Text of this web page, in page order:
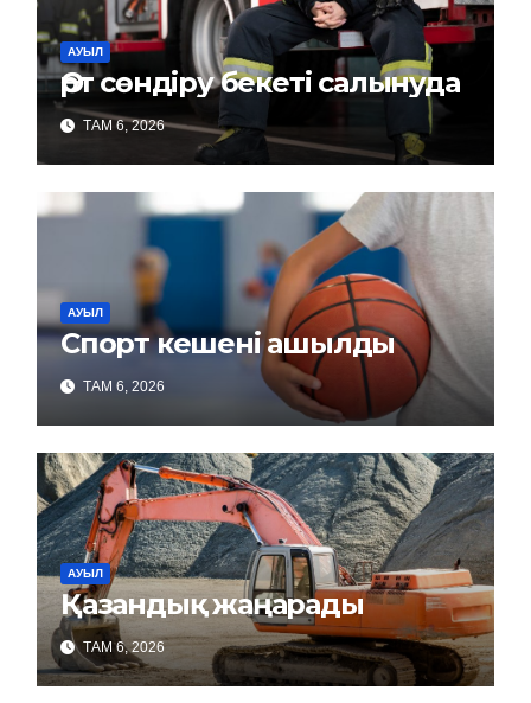
АУЫЛ
Өрт сөндіру бекеті салынуда
ТАМ 6, 2026
АУЫЛ
Спорт кешені ашылды
ТАМ 6, 2026
АУЫЛ
Қазандық жаңарады
ТАМ 6, 2026